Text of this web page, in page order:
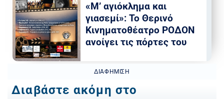
«Μ’ αγιόκλημα και
γιασεμί»: Το Θερινό
Κινηματοθέατρο ΡΟΔΟΝ
ανοίγει τις πόρτες του
ΔΙΑΦΉΜΙΣΗ
Διαβάστε ακόμη στο